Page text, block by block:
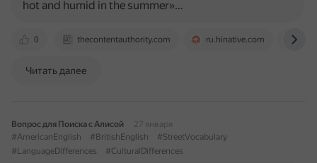
0 thecontentauthority.com ru.hinative.com
hot and humid in the summer»…
Читать далее
Вопрос для Поиска с Алисой
27 января
#AmericanEnglish
#BritishEnglish
#StreetVocabulary
#LanguageDifferences
#CulturalDifferences